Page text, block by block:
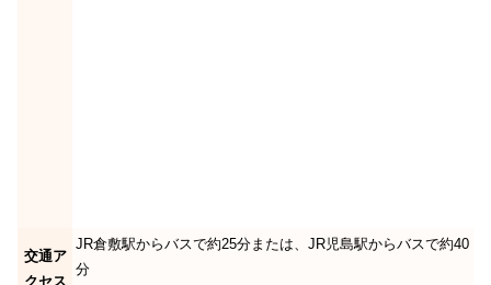
交通ア
クセス
JR倉敷駅からバスで約25分または、JR児島駅からバスで約40
分